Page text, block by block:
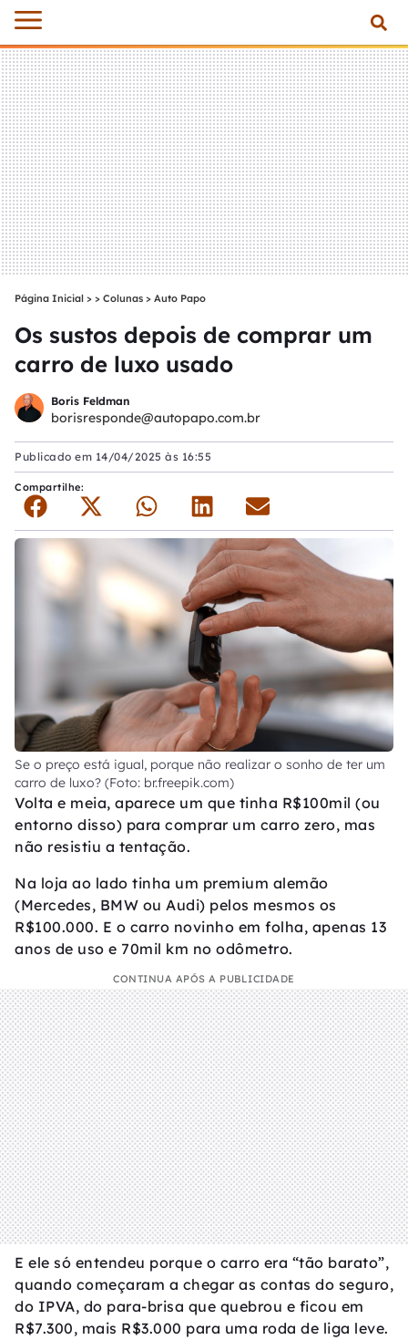
Página Inicial > Colunas > Auto Papo
Os sustos depois de comprar um
carro de luxo usado
Boris Feldman
borisresponde@autopapo.com.br
Publicado em 14/04/2025 às 16:55
Compartilhe:
Se o preço está igual, porque não realizar o sonho de ter um
carro de luxo? (Foto: br.freepik.com)
Volta e meia, aparece um que tinha R$100mil (ou
entorno disso) para comprar um carro zero, mas
não resistiu a tentação.
Na loja ao lado tinha um premium alemão
(Mercedes, BMW ou Audi) pelos mesmos os
R$100.000. E o carro novinho em folha, apenas 13
anos de uso e 70mil km no odômetro.
CONTINUA APÓS A PUBLICIDADE
E ele só entendeu porque o carro era “tão barato”,
quando começaram a chegar as contas do seguro,
do IPVA, do para-brisa que quebrou e ficou em
R$7.300, mais R$3.000 para uma roda de liga leve.